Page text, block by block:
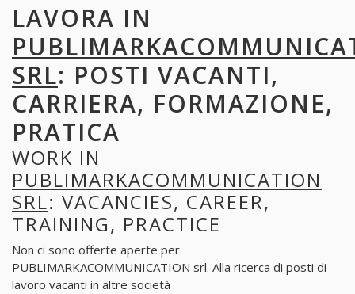
LAVORA IN
SRL: POSTI VACANTI,
CARRIERA, FORMAZIONE,
PRATICA
WORK IN
PUBLIMARKACOMMUNICATION
SRL: VACANCIES, CAREER,
TRAINING, PRACTICE
Non ci sono offerte aperte per
PUBLIMARKACOMMUNICATION srl. Alla ricerca di posti di
lavoro vacanti in altre società